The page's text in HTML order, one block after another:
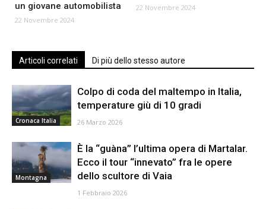
un giovane automobilista
22 Novembre 2024
22 Novembre 2024
Articoli correlati Di più dello stesso autore
Cronaca Italia
Colpo di coda del maltempo in Italia,
temperature giù di 10 gradi
26 Marzo 2026
Montagna
È la “guàna” l’ultima opera di Martalar.
Ecco il tour “innevato” fra le opere
dello scultore di Vaia
1 Febbraio 2026